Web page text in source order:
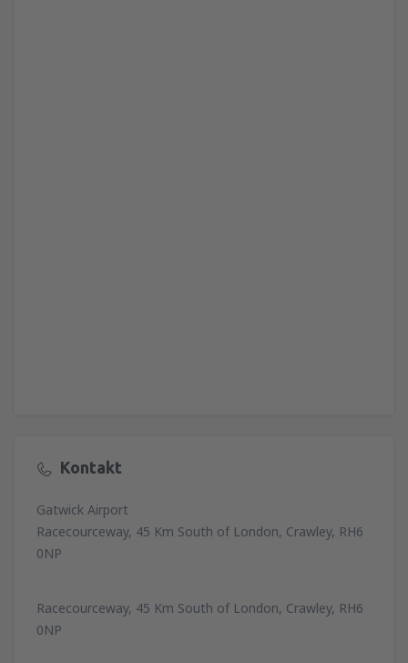
Kontakt
Gatwick Airport
Racecourceway, 45 Km South of London, Crawley, RH6
0NP
Racecourceway, 45 Km South of London, Crawley, RH6
0NP